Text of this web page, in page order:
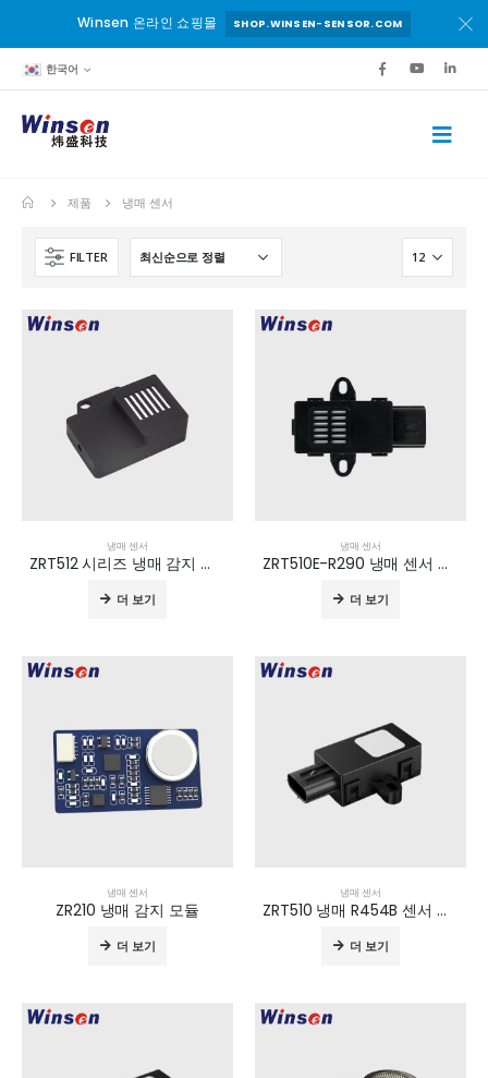
Winsen 온라인 쇼핑몰 SHOP.WINSEN-SENSOR.COM
한국어
제품 냉매 센서
FILTER
냉매 센서
ZRT512 시리즈 냉매 감지 모듈
더 보기
냉매 센서
ZRT510E-R290 냉매 센서 모듈
더 보기
냉매 센서
ZR210 냉매 감지 모듈
더 보기
냉매 센서
ZRT510 냉매 R454B 센서 모듈
더 보기